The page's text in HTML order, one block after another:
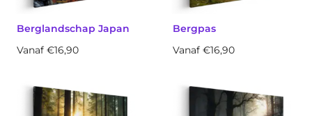
Berglandschap Japan
Vanaf €16,90
Bergpas
Vanaf €16,90